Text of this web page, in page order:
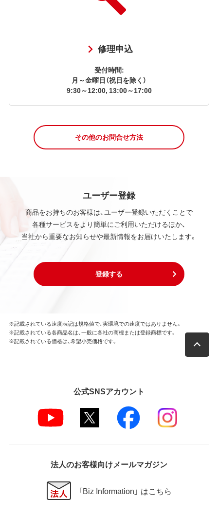
修理申込
受付時間:
月～金曜日（祝日を除く）
9:30～12:00, 13:00～17:00
その他のお問合せ方法
ユーザー登録
商品をお持ちのお客様は、ユーザー登録いただくことで
各種サービスをより簡単にご利用いただけるほか、
当社から重要なお知らせや最新情報をお届けいたします。
登録する
※記載されている速度表記は規格値で、実環境での速度ではありません。
※記載されている各商品名は、一般に各社の商標または登録商標です。
※記載されている価格は、希望小売価格です。
公式SNSアカウント
法人のお客様向けメールマガジン
「Biz Information」 はこちら